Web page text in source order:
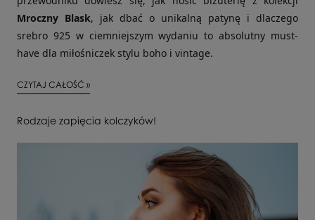
Mroczny Blask, jak dbać o unikalną patynę i dlaczego
srebro 925 w ciemniejszym wydaniu to absolutny must-
have dla miłośniczek stylu boho i vintage.
CZYTAJ CAŁOŚĆ »
Rodzaje zapięcia kolczyków!